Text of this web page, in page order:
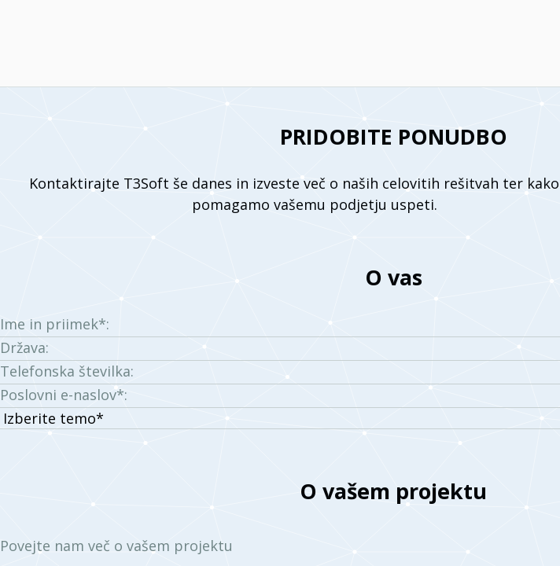
PRIDOBITE PONUDBO
Kontaktirajte T3Soft še danes in izveste več o naših celovitih rešitvah ter
pomagamo vašemu podjetju uspeti.
O vas
Ime in priimek*:
Država:
Telefonska številka:
Poslovni e-naslov*:
Izberite
O vašem projektu
Povejte nam več o vašem projektu